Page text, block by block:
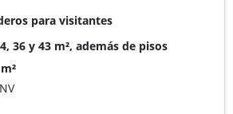
para visitantes
36 y 43 m², además de pisos